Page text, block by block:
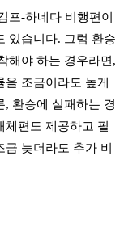
포-하네다 비행편이
있습니다. 그럼 환승
해야 하는 경우라면,
조금이라도 높게
, 환승에 실패하는 경
체편도 제공하고 필
늦더라도 추가 비